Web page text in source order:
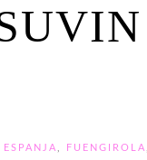
ESPANJA FUENGIROLA